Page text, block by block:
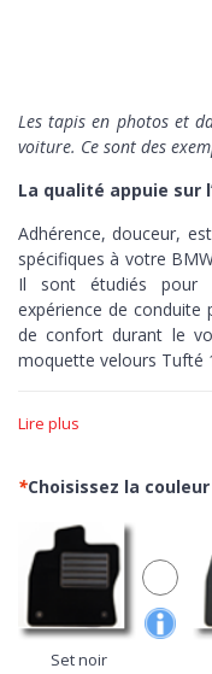
Les tapis en photos et
voiture. Ce sont des
La qualité appuie sur
Adhérence, douceur,
spécifiques à votre
Il sont étudiés pour
expérience de conduite
de confort durant le
moquette velours Tufté
découpés à la
un contrôle maximum,
Douceur >
Avec le
voiture à la moquette
confortable nylon de
métier à tisser pour
grande luminosité
nettoyage.
Lire plus
*Choisissez la
Set noir